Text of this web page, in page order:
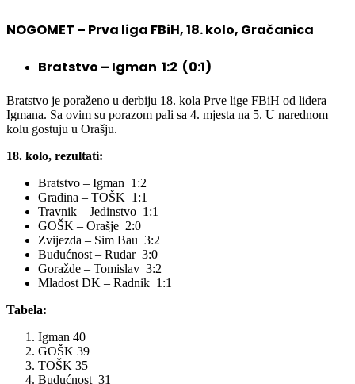
NOGOMET – Prva liga FBiH, 18. kolo, Gračanica
Bratstvo – Igman 1:2 (0:1)
Bratstvo je poraženo u derbiju 18. kola Prve lige FBiH od lidera
Igmana. Sa ovim su porazom pali sa 4. mjesta na 5. U narednom
kolu gostuju u Orašju.
18. kolo, rezultati:
Bratstvo – Igman 1:2
Gradina – TOŠK 1:1
Travnik – Jedinstvo 1:1
GOŠK – Orašje 2:0
Zvijezda – Sim Bau 3:2
Budućnost – Rudar 3:0
Goražde – Tomislav 3:2
Mladost DK – Radnik 1:1
Tabela:
Igman 40
GOŠK 39
TOŠK 35
Budućnost 31